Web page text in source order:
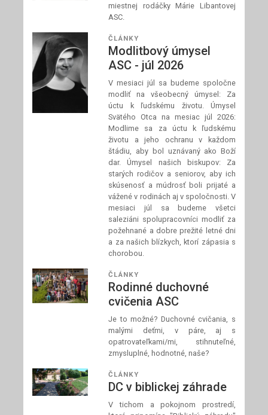
miestnej rodáčky Márie Libantovej
ASC.
ČLÁNKY
Modlitbový úmysel
ASC - júl 2026
V mesiaci júl sa budeme spoločne
modliť na všeobecný úmysel: Za
úctu k ľudskému životu. Úmysel
Svätého Otca na mesiac júl 2026:
Modlime sa za úctu k ľudskému
životu a jeho ochranu v každom
štádiu, aby bol uznávaný ako Boží
dar. Úmysel našich biskupov: Za
starých rodičov a seniorov, aby ich
skúsenosť a múdrosť boli prijaté a
vážené v rodinách aj v spoločnosti. V
mesiaci júl sa budeme všetci
saleziáni spolupracovníci modliť za
požehnané a dobre prežité letné dni
a za našich blízkych, ktorí zápasia s
chorobou.
ČLÁNKY
Rodinné duchovné
cvičenia ASC
Je to možné? Duchovné cvičania, s
malými deťmi, v páre, aj s
opatrovateľkami/mi, stihnuteľné,
zmysluplné, hodnotné, naše?
ČLÁNKY
DC v biblickej záhrade
V tichom a pokojnom prostredí,